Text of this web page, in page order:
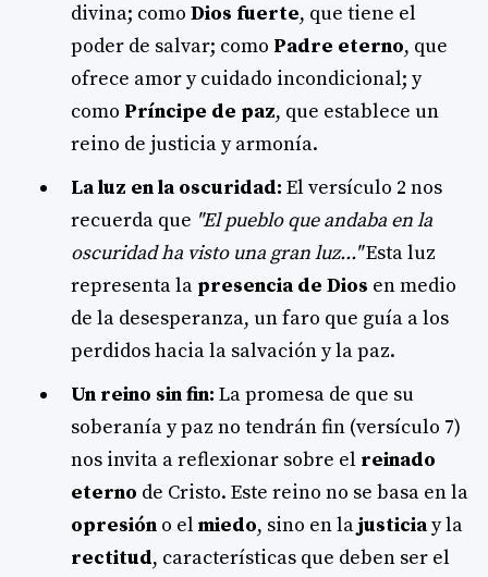
divina; como Dios fuerte, que tiene el
poder de salvar; como Padre eterno, que
ofrece amor y cuidado incondicional; y
como Príncipe de paz, que establece un
reino de justicia y armonía.
La luz en la oscuridad: El versículo 2 nos
recuerda que "El pueblo que andaba en la
oscuridad ha visto una gran luz..."Esta luz
representa la presencia de Dios en medio
de la desesperanza, un faro que guía a los
perdidos hacia la salvación y la paz.
Un reino sin fin: La promesa de que su
soberanía y paz no tendrán fin (versículo 7)
nos invita a reflexionar sobre el reinado
eterno de Cristo. Este reino no se basa en la
opresión o elmiedo, sino en lajusticiay la
rectitud, características que deben ser el